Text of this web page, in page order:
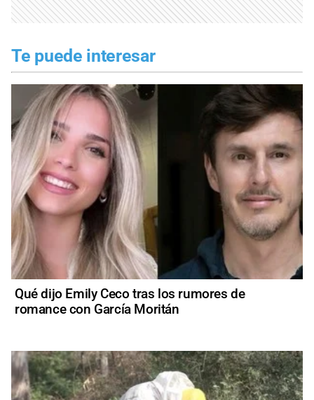
Te puede interesar
Qué dijo Emily Ceco tras los rumores de
romance con García Moritán